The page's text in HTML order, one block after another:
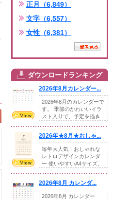
正月（6,849）
文字（6,557）
女性（6,381）
ダウンロードランキング
2026年8月カレンダー...
2026年8月のカレンダーで
す。 季節のかわいいイラ
スト入りで、予定を描き
2026年★8月★おしゃ...
毎年大人気！おしゃれな
レトロデザインカレンダ
ー 使いやすいA4サイズ。
2026年8月 カレンダ...
2026年8月 カレンダー